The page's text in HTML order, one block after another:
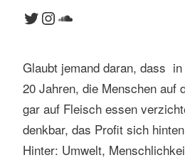
Twitter
Instagram
SoundCloud
Glaubt jemand daran, dass
20 Jahren, die Menschen auf
gar auf Fleisch essen
denkbar, das Profit sich
Hinter: Umwelt,